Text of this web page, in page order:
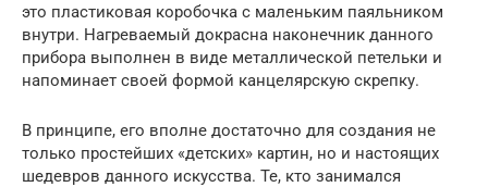
это пластиковая коробочка с маленьким паяльником
внутри. Нагреваемый докрасна наконечник данного
прибора выполнен в виде металлической петельки и
напоминает своей формой канцелярскую скрепку.
В принципе, его вполне достаточно для создания не
только простейших «детских» картин, но и настоящих
шедевров данного искусства. Те, кто занимался